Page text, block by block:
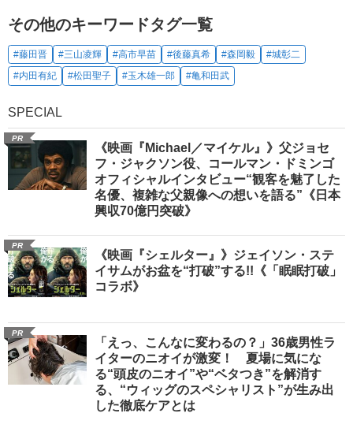
その他のキーワードタグ一覧
#藤田晋 #三山凌輝 #高市早苗 #後藤真希 #森岡毅
#城彰二
#内田有紀
#松田聖子 #玉木雄一郎 #亀和田武
SPECIAL
PR
《映画『Michael／マイケル』》父ジョセ
フ・ジャクソン役、コールマン・ドミンゴ
オフィシャルインタビュー“観客を魅了した
名優、複雑な父親像への想いを語る”《日本
興収70億円突破》
PR
《映画『シェルター』》ジェイソン・ステ
イサムがお盆を“打破”する!!《「眠眠打破」
コラボ》
PR
「えっ、こんなに変わるの？」36歳男性ラ
イターのニオイが激変！ 夏場に気にな
る“頭皮のニオイ”や“ベタつき”を解消す
る、“ウィッグのスペシャリスト”が生み出
した徹底ケアとは